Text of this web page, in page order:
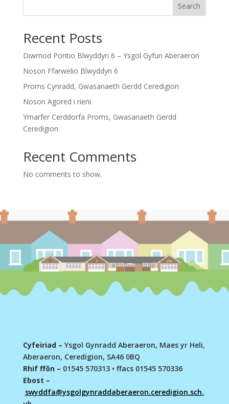
Search
Recent Posts
Diwrnod Pontio Blwyddyn 6 – Ysgol Gyfun Aberaeron
Noson Ffarwelio Blwyddyn 6
Proms Cynradd, Gwasanaeth Gerdd Ceredigion
Noson Agored i rieni
Ymarfer Cerddorfa Proms, Gwasanaeth Gerdd
Ceredigion
Recent Comments
No comments to show.
Cyfeiriad – Ysgol Gynradd Aberaeron, Maes yr Heli,
Aberaeron, Ceredigion, SA46 0BQ
Rhif ffôn – 01545 570313 • ffacs 01545 570336
Ebost –
swyddfa@ysgolgynraddaberaeron.ceredigion.sch.